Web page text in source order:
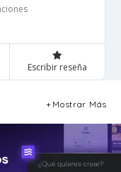
Escribir reseña
Mostrar Más